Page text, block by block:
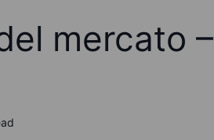
mercato –